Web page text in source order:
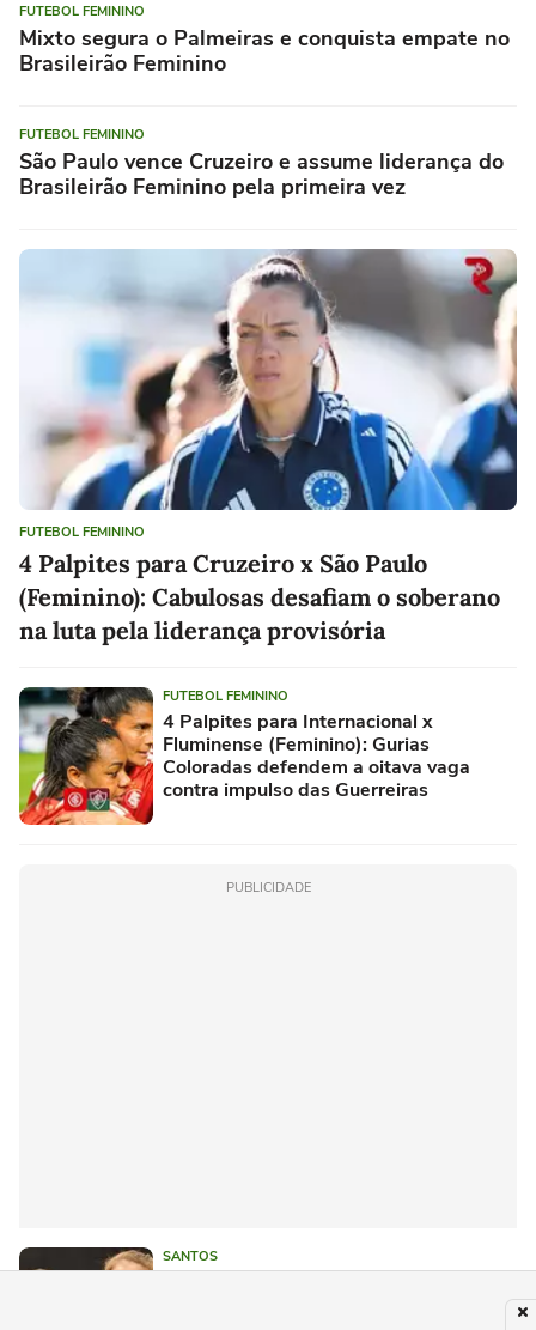
FUTEBOL FEMININO
Mixto segura o Palmeiras e conquista empate no
Brasileirão Feminino
FUTEBOL FEMININO
São Paulo vence Cruzeiro e assume liderança do
Brasileirão Feminino pela primeira vez
FUTEBOL FEMININO
4 Palpites para Cruzeiro x São Paulo
(Feminino): Cabulosas desafiam o soberano
na luta pela liderança provisória
FUTEBOL FEMININO
4 Palpites para Internacional x
Fluminense (Feminino): Gurias
Coloradas defendem a oitava vaga
contra impulso das Guerreiras
PUBLICIDADE
SANTOS